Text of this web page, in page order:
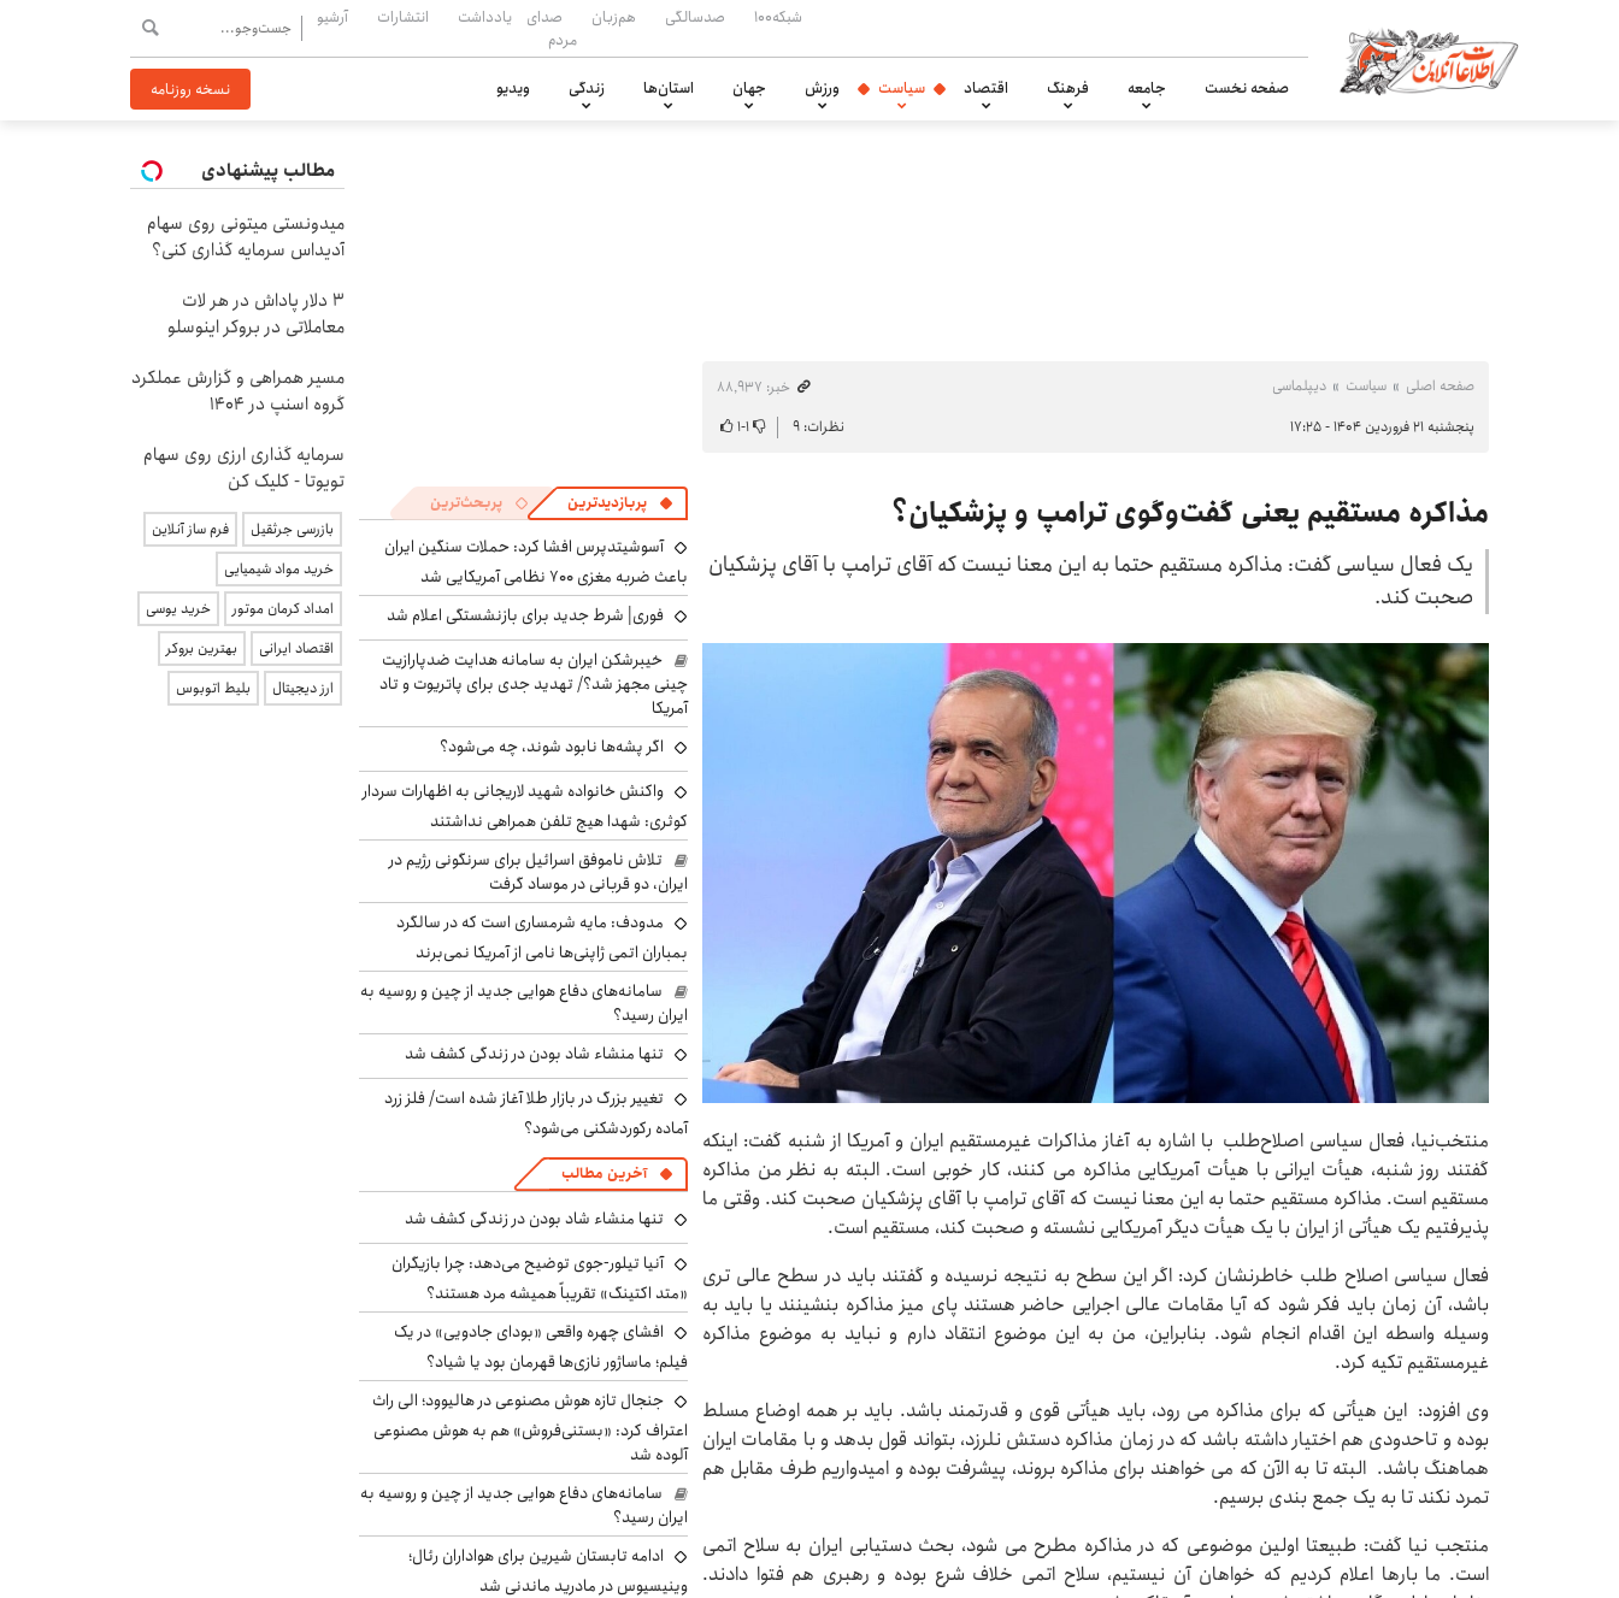
شبکه۱۰۰ صدسالگی هم‌زبان
صدای
مردم
یادداشت انتشارات آرشیو
صفحه نخست جامعه فرهنگ اقتصاد سیاست ورزش جهان استان‌ها زندگی ویدیو نسخه روزنامه
صفحه اصلی سیاست دیپلماسی
خبر: ۸۸٬۹۳۷
پنجشنبه ۲۱ فروردین ۱۴۰۴ - ۱۷:۲۵
نظرات: ۹ ۱-۱
مذاکره مستقیم یعنی گفت‌وگوی ترامپ و پزشکیان؟
یک فعال سیاسی گفت: مذاکره مستقیم حتما به این معنا نیست که آقای ترامپ با آقای پزشکیان
صحبت کند.
منتخب‌نیا، فعال سیاسی اصلاح‌طلب با اشاره به آغاز مذاکرات غیرمستقیم ایران و آمریکا از شنبه گفت: اینکه
گفتند روز شنبه، هیأت ایرانی با هیأت آمریکایی مذاکره می کنند، کار خوبی است. البته به نظر من مذاکره
مستقیم است. مذاکره مستقیم حتما به این معنا نیست که آقای ترامپ با آقای پزشکیان صحبت کند. وقتی ما
پذیرفتیم یک هیأتی از ایران با یک هیأت دیگر آمریکایی نشسته و صحبت کند، مستقیم است.
فعال سیاسی اصلاح طلب خاطرنشان کرد: اگر این سطح به نتیجه نرسیده و گفتند باید در سطح عالی تری
باشد، آن زمان باید فکر شود که آیا مقامات عالی اجرایی حاضر هستند پای میز مذاکره بنشینند یا باید به
وسیله واسطه این اقدام انجام شود. بنابراین، من به این موضوع انتقاد دارم و نباید به موضوع مذاکره
غیرمستقیم تکیه کرد.
وی افزود: این هیأتی که برای مذاکره می رود، باید هیأتی قوی و قدرتمند باشد. باید بر همه اوضاع مسلط
بوده و تاحدودی هم اختیار داشته باشد که در زمان مذاکره دستش نلرزد، بتواند قول بدهد و با مقامات ایران
هماهنگ باشد. البته تا به الآن که می خواهند برای مذاکره بروند، پیشرفت بوده و امیدواریم طرف مقابل هم
تمرد نکند تا به یک جمع بندی برسیم.
منتجب نیا گفت: طبیعتا اولین موضوعی که در مذاکره مطرح می شود، بحث دستیابی ایران به سلاح اتمی
است. ما بارها اعلام کردیم که خواهان آن نیستیم، سلاح اتمی خلاف شرع بوده و رهبری هم فتوا دادند.
پربازدیدترین پربحث‌ترین
آسوشیتدپرس افشا کرد: حملات سنگین ایران
باعث ضربه مغزی ۷۰۰ نظامی آمریکایی شد
فوری| شرط جدید برای بازنشستگی اعلام شد
خیبرشکن ایران به سامانه هدایت ضدپارازیت
چینی مجهز شد؟/ تهدید جدی برای پاتریوت و تاد
آمریکا
اگر پشه‌ها نابود شوند، چه می‌شود؟
واکنش خانواده شهید لاریجانی به اظهارات سردار
کوثری: شهدا هیچ تلفن همراهی نداشتند
تلاش ناموفق اسرائیل برای سرنگونی رژیم در
ایران، دو قربانی در موساد گرفت
مدودف: مایه شرمساری است که در سالگرد
بمباران اتمی ژاپنی‌ها نامی از آمریکا نمی‌برند
سامانه‌های دفاع هوایی جدید از چین و روسیه به
ایران رسید؟
تنها منشاء شاد بودن در زندگی کشف شد
تغییر بزرگ در بازار طلا آغاز شده است/ فلز زرد
آماده رکوردشکنی می‌شود؟
آخرین مطالب
تنها منشاء شاد بودن در زندگی کشف شد
آنیا تیلور-جوی توضیح می‌دهد: چرا بازیگران
«متد اکتینگ» تقریباً همیشه مرد هستند؟
افشای چهره واقعی «بودای جادویی» در یک
فیلم؛ ماساژور نازی‌ها قهرمان بود یا شیاد؟
جنجال تازه هوش مصنوعی در هالیوود؛ الی راث
اعتراف کرد: «بستنی‌فروش» هم به هوش مصنوعی
آلوده شد
سامانه‌های دفاع هوایی جدید از چین و روسیه به
ایران رسید؟
ادامه تابستان شیرین برای هواداران رئال؛
وینیسیوس در مادرید ماندنی شد
مطالب پیشنهادی
میدونستی میتونی روی سهام
آدیداس سرمایه گذاری کنی؟
۳ دلار پاداش در هر لات
معاملاتی در بروکر اینوسلو
مسیر همراهی و گزارش عملکرد
گروه اسنپ در ۱۴۰۴
سرمایه گذاری ارزی روی سهام
تویوتا - کلیک کن
بازرسی جرثقیل
فرم ساز آنلاین
خرید مواد شیمیایی
امداد کرمان موتور
خرید یوسی
اقتصاد ایرانی
بهترین بروکر
ارز دیجیتال
بلیط اتوبوس